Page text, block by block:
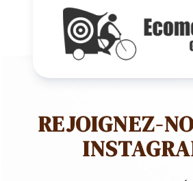
REJOIGNEZ-